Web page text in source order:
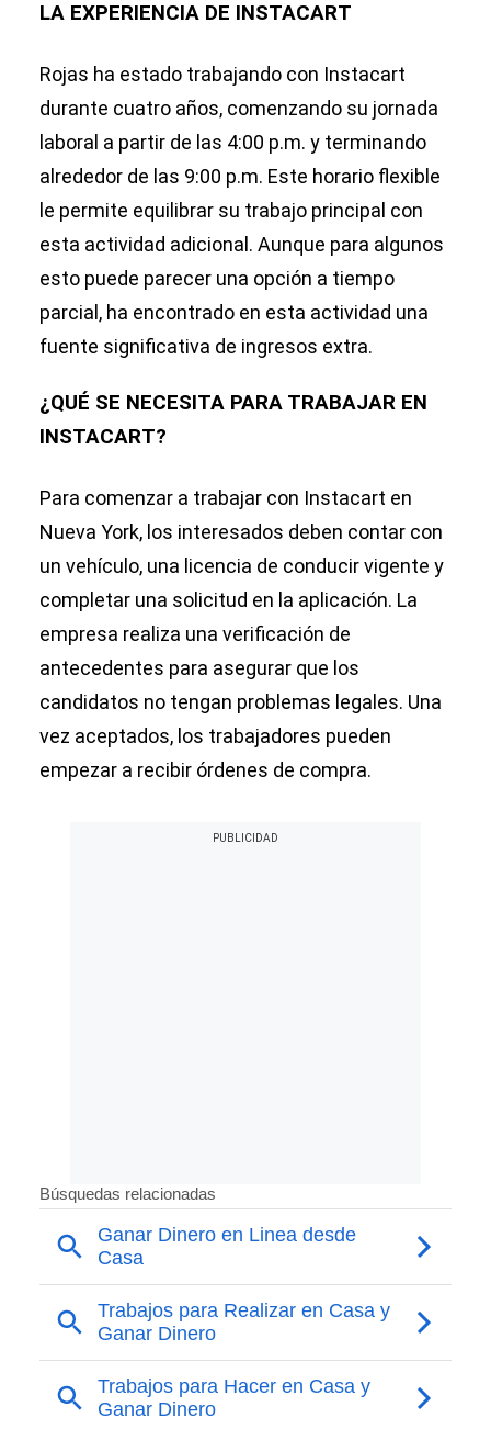
LA EXPERIENCIA DE INSTACART
Rojas ha estado trabajando con Instacart
durante cuatro años, comenzando su jornada
laboral a partir de las 4:00 p.m. y terminando
alrededor de las 9:00 p.m. Este horario flexible
le permite equilibrar su trabajo principal con
esta actividad adicional. Aunque para algunos
esto puede parecer una opción a tiempo
parcial, ha encontrado en esta actividad una
fuente significativa de ingresos extra.
¿QUÉ SE NECESITA PARA TRABAJAR EN
INSTACART?
Para comenzar a trabajar con Instacart en
Nueva York, los interesados deben contar con
un vehículo, una licencia de conducir vigente y
completar una solicitud en la aplicación. La
empresa realiza una verificación de
antecedentes para asegurar que los
candidatos no tengan problemas legales. Una
vez aceptados, los trabajadores pueden
empezar a recibir órdenes de compra.